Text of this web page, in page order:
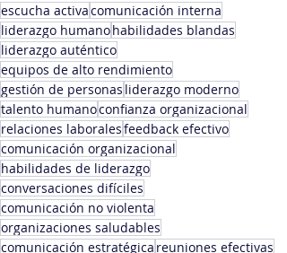
escucha activacomunicación interna
liderazgo humanohabilidades blandas
liderazgo auténtico
equipos de alto rendimiento
gestión de personas liderazgo moderno
talento humanoconfianza organizacional
relaciones laboralesfeedback efectivo
comunicación organizacional
habilidades de liderazgo
conversaciones difíciles
comunicación no violenta
organizaciones saludables
comunicación estratégica reuniones efectivas